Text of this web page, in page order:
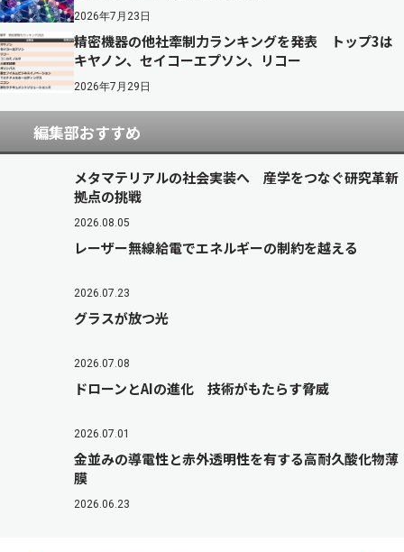
2026年7月23日
精密機器の他社牽制力ランキングを発表 トップ3は
キヤノン、セイコーエプソン、リコー
2026年7月29日
編集部おすすめ
メタマテリアルの社会実装へ 産学をつなぐ研究革新
拠点の挑戦
2026.08.05
レーザー無線給電でエネルギーの制約を越える
2026.07.23
グラスが放つ光
2026.07.08
ドローンとAIの進化 技術がもたらす脅威
2026.07.01
金並みの導電性と赤外透明性を有する高耐久酸化物薄
膜
2026.06.23